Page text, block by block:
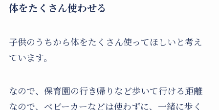
体をたくさん使わせる
子供のうちから体をたくさん使ってほしいと考え
ています。
なので、保育園の行き帰りなど歩いて行ける距離
なので、ベビーカーなどは使わずに、一緒に歩く